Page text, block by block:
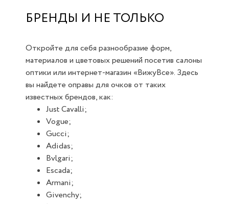
БРЕНДЫ И НЕ ТОЛЬКО
Откройте для себя разнообразие форм,
материалов и цветовых решений посетив салоны
оптики или интернет-магазин «ВижуВсе». Здесь
вы найдете оправы для очков от таких
известных брендов, как:
Just Cavalli;
Vogue;
Gucci;
Adidas;
Bvlgari;
Escada;
Armani;
Givenchy;